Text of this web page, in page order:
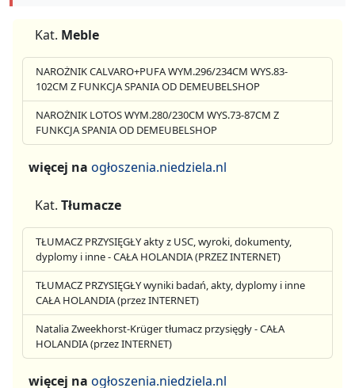
Kat. Meble
NAROŻNIK CALVARO+PUFA WYM.296/234CM WYS.83-
102CM Z FUNKCJA SPANIA OD DEMEUBELSHOP
NAROŻNIK LOTOS WYM.280/230CM WYS.73-87CM Z
FUNKCJA SPANIA OD DEMEUBELSHOP
więcej na ogłoszenia.niedziela.nl
Kat. Tłumacze
TŁUMACZ PRZYSIĘGŁY akty z USC, wyroki, dokumenty,
dyplomy i inne - CAŁA HOLANDIA (PRZEZ INTERNET)
TŁUMACZ PRZYSIĘGŁY wyniki badań, akty, dyplomy i inne
CAŁA HOLANDIA (przez INTERNET)
Natalia Zweekhorst-Krüger tłumacz przysięgły - CAŁA
HOLANDIA (przez INTERNET)
więcej na ogłoszenia.niedziela.nl